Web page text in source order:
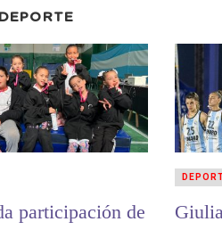
DEPORTE
participación de